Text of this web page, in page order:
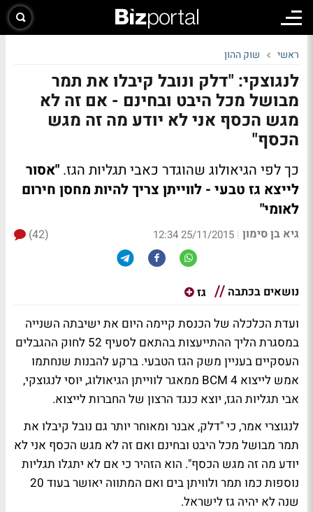
ראשי שוק ההון
לנגוצקי: "דלק ונובל קיבלו את תמר
מבושל מכל היבט ובחינם - אם זה לא
מגש הכסף אני לא יודע מה זה מגש
הכסף"
כך לפי הגיאולוג שהוגדר כאבי תגליות הגז. "אסור
לייצא גז טבעי - לווייתן צריך להיות מחסן חירום
לאומי"
גיא בן סימון |
25/11/2015 12:34
(42)
נושאים בכתבה גז
ועדת הכלכלה של הכנסת קיימה היום את ישיבתה השנייה
במסגרת הליך ההתייעצות בהתאם לסעיף 52 לחוק ההגבלים
העסקיים בעניין משק הגז הטבעי. ברקע להבנות שנחתמו
אמש לייצוא 4 BCM ממאגר לווייתן הגיאולוג, יוסי לנגוצקי,
אבי תגליות הגז, יוצא כנגד הרצון של החברות לייצוא.
לנגוצרי אמר, כי "דלק, אבנר ומאוחר יותר גם נובל קיבלו את
תמר מבושל מכל היבט ובחינם ואם זה לא מגש הכסף אני לא
יודע מה זה מגש הכסף". הוא הזהיר כי אם לא יתגלו תגליות
נוספות כמו תמר ולוויתן בים ואם המתווה יאושר בעוד 20
שנה לא יהיה גז לישראל.